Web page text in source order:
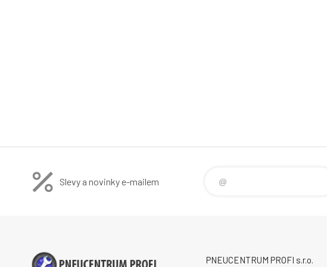
Slevy a novinky e-mailem
PNEUCENTRUM PROFI s.r.o.